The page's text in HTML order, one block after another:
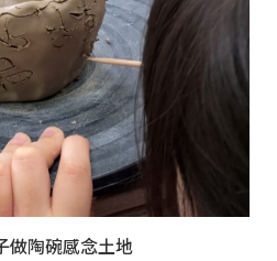
做陶碗感念土地